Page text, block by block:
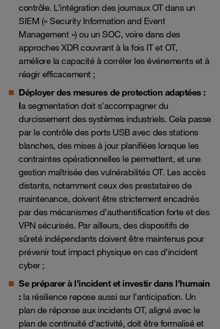
contrôle. L’intégration des journaux OT dans un
SIEM (« Security Information and Event
Management ») ou un SOC, voire dans des
approches XDR couvrant à la fois IT et OT,
améliore la capacité à corréler les événements et à
réagir efficacement ;
Déployer des mesures de protection adaptées :
la segmentation doit s’accompagner du
durcissement des systèmes industriels. Cela passe
par lecontrôle des ports USB avec des stations
blanches, des mises à jour planifiées lorsque les
contraintes opérationnelles le permettent, et une
gestion maîtrisée des vulnérabilités OT. Les accès
distants, notamment ceux des prestataires de
maintenance, doivent être strictement encadrés
par des mécanismes d’authentification forte et des
VPN sécurisés. Par ailleurs, des dispositifs de
sûreté indépendants doivent être maintenus pour
prévenir tout impact physique en cas d’incident
cyber ;
Se préparer à l’incident et investir dans l’humain
: la résilience repose aussi sur l’anticipation. Un
plan de réponse aux incidents OT, aligné avec le
plan de continuité d’activité, doit être formalisé et